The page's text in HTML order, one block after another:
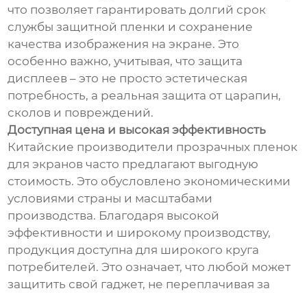
что позволяет гарантировать долгий срок
службы защитной пленки и сохранение
качества изображения на экране. Это
особенно важно, учитывая, что защита
дисплеев – это не просто эстетическая
потребность, а реальная защита от царапин,
сколов и повреждений.
Доступная цена и высокая эффективность
Китайские производители прозрачных пленок
для экранов часто предлагают выгодную
стоимость. Это обусловлено экономическими
условиями страны и масштабами
производства. Благодаря высокой
эффективности и широкому производству,
продукция доступна для широкого круга
потребителей. Это означает, что любой может
защитить свой гаджет, не переплачивая за